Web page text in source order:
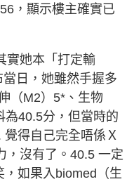
，顯示樓主確實已
實她本「打定輸
日，她雖然手握多
（M2）5*、生物
為40.5分，但當時的
得自己完全唔係Ｘ
，沒有了。40.5 一定
，如果入biomed（生